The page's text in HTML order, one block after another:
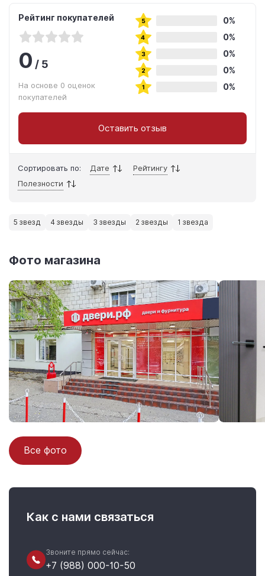
Рейтинг покупателей
0/5
На основе 0 оценок
покупателей
0%
0%
0%
0%
0%
Оставить отзыв
Сортировать по: Дате
Рейтингу
Полезности
5 звезд 4 звезды 3 звезды 2 звезды 1 звезда
Фото магазина
Все фото
Как с нами связаться
Звоните прямо сейчас:
+7 (988) 000-10-50